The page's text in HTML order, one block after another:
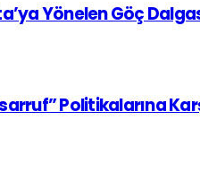
Yönelen Göç
Politikalarına